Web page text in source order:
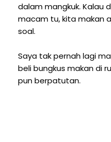
dalam mangkuk. Kalau
macam tu, kita makan
soal.
Saya tak pernah lagi
beli bungkus makan di
pun berpatutan.